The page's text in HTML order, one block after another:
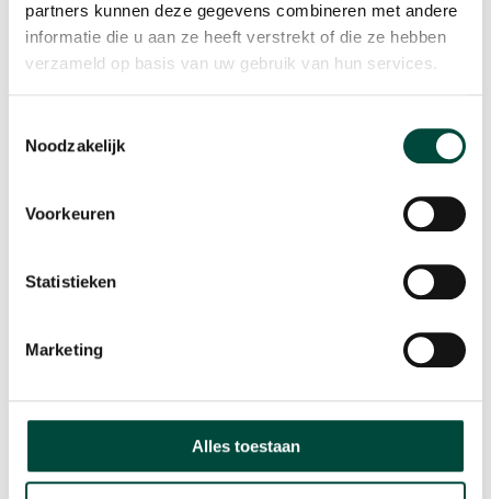
partners kunnen deze gegevens combineren met andere
informatie die u aan ze heeft verstrekt of die ze hebben
verzameld op basis van uw gebruik van hun services.
Noodzakelijk
Voorkeuren
Statistieken
Marketing
Alles toestaan
Contact
Plesmanweg 9c
T: 085 073 33 00